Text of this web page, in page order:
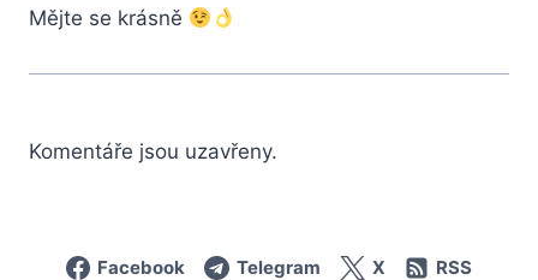
Mějte se krásně
Komentáře jsou uzavřeny.
Facebook Telegram X RSS